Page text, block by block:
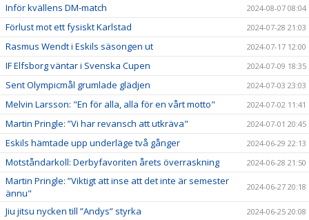
Inför kvällens DM-match 2024-08-07 08:04
Förlust mot ett fysiskt Karlstad 2024-07-28 21:03
Rasmus Wendt i Eskils säsongen ut 2024-07-17 12:00
IF Elfsborg väntar i Svenska Cupen 2024-07-09 18:35
Sent Olympicmål grumlade glädjen 2024-07-03 23:03
Melvin Larsson: "En för alla, alla för en vårt motto" 2024-07-02 11:41
Martin Pringle: ”Vi har revansch att utkräva" 2024-07-01 20:45
Eskils hämtade upp underläge två gånger 2024-06-29 22:13
Motståndarkoll: Derbyfavoriten årets överraskning 2024-06-28 21:50
Martin Pringle: ”Viktigt att inse att det inte är semester
ännu"
2024-06-27 20:18
Jiu jitsu nycken till ”Andys” styrka 2024-06-25 20:08